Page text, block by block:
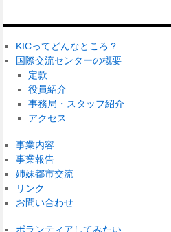
KICってどんなところ？
国際交流センターの概要
定款
役員紹介
事務局・スタッフ紹介
アクセス
事業内容
事業報告
姉妹都市交流
リンク
お問い合わせ
ボランティアしてみたい